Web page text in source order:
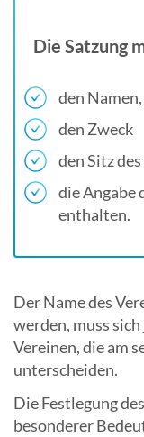
Die Satzung
den Namen,
den Zweck
den Sitz
die Angabe
enthalten.
Der Name des
werden, muss
Vereinen, die am
unterscheiden.
Die Festlegung
besonderer